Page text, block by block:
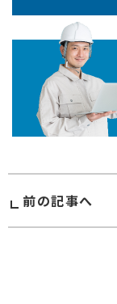
前の記事へ